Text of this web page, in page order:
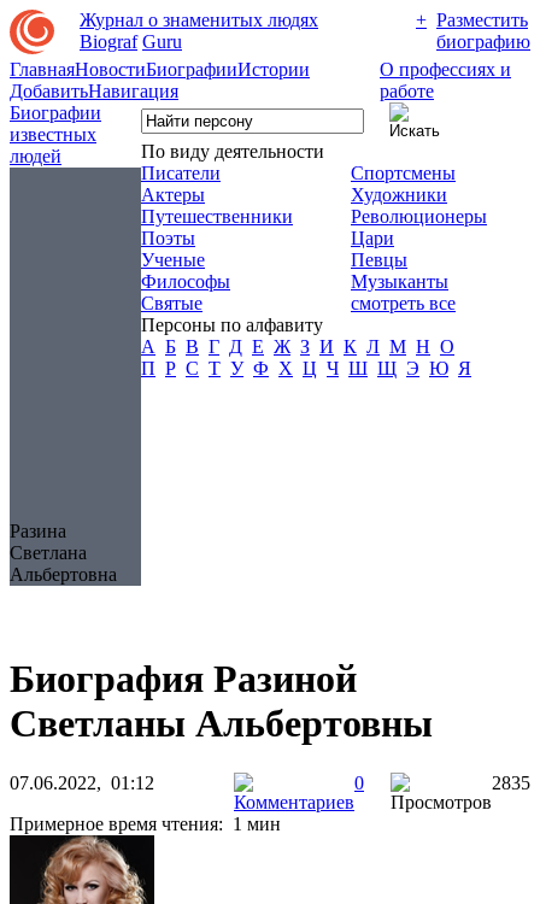
Журнал о знаменитых людях
Biograf Guru
+ Разместить
биографию
ГлавнаяНовостиБиографииИстории
ДобавитьНавигация
О профессиях и
работе
Биографии
известных
людей
Разина
Светлана
Альбертовна
По виду деятельности
Писатели
Актеры
Путешественники
Поэты
Ученые
Философы
Святые
Спортсмены
Художники
Революционеры
Цари
Певцы
Музыканты
смотреть все
Персоны по алфавиту
А Б В Г Д Е Ж З И К Л М Н О
П Р С Т У Ф Х Ц Ч Ш Щ Э Ю Я
Биография Разиной
Светланы Альбертовны
07.06.2022, 01:12 0
2835
Примерное время чтения: 1 мин